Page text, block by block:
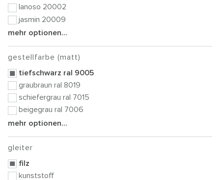
lanoso 20002
jasmin 20009
mehr optionen...
gestellfarbe (matt)
tiefschwarz ral 9005
graubraun ral 8019
schiefergrau ral 7015
beigegrau ral 7006
mehr optionen...
gleiter
filz
kunststoff